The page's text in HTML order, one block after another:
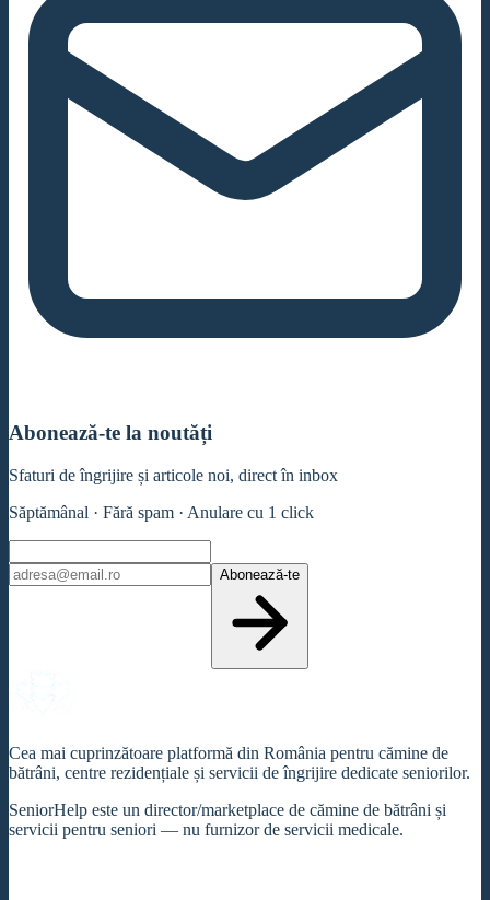
Abonează-te la noutăți
Sfaturi de îngrijire și articole noi, direct în inbox
Săptămânal · Fără spam · Anulare cu 1 click
Abonează-te
Cea mai cuprinzătoare platformă din România pentru cămine de
bătrâni, centre rezidențiale și servicii de îngrijire dedicate seniorilor.
SeniorHelp este un director/marketplace de cămine de bătrâni și
servicii pentru seniori — nu furnizor de servicii medicale.